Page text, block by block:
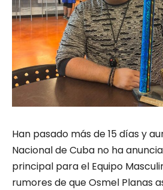
Han pasado más de 15 días y
Nacional de Cuba no ha
principal para el Equipo
rumores de que Osmel Planas